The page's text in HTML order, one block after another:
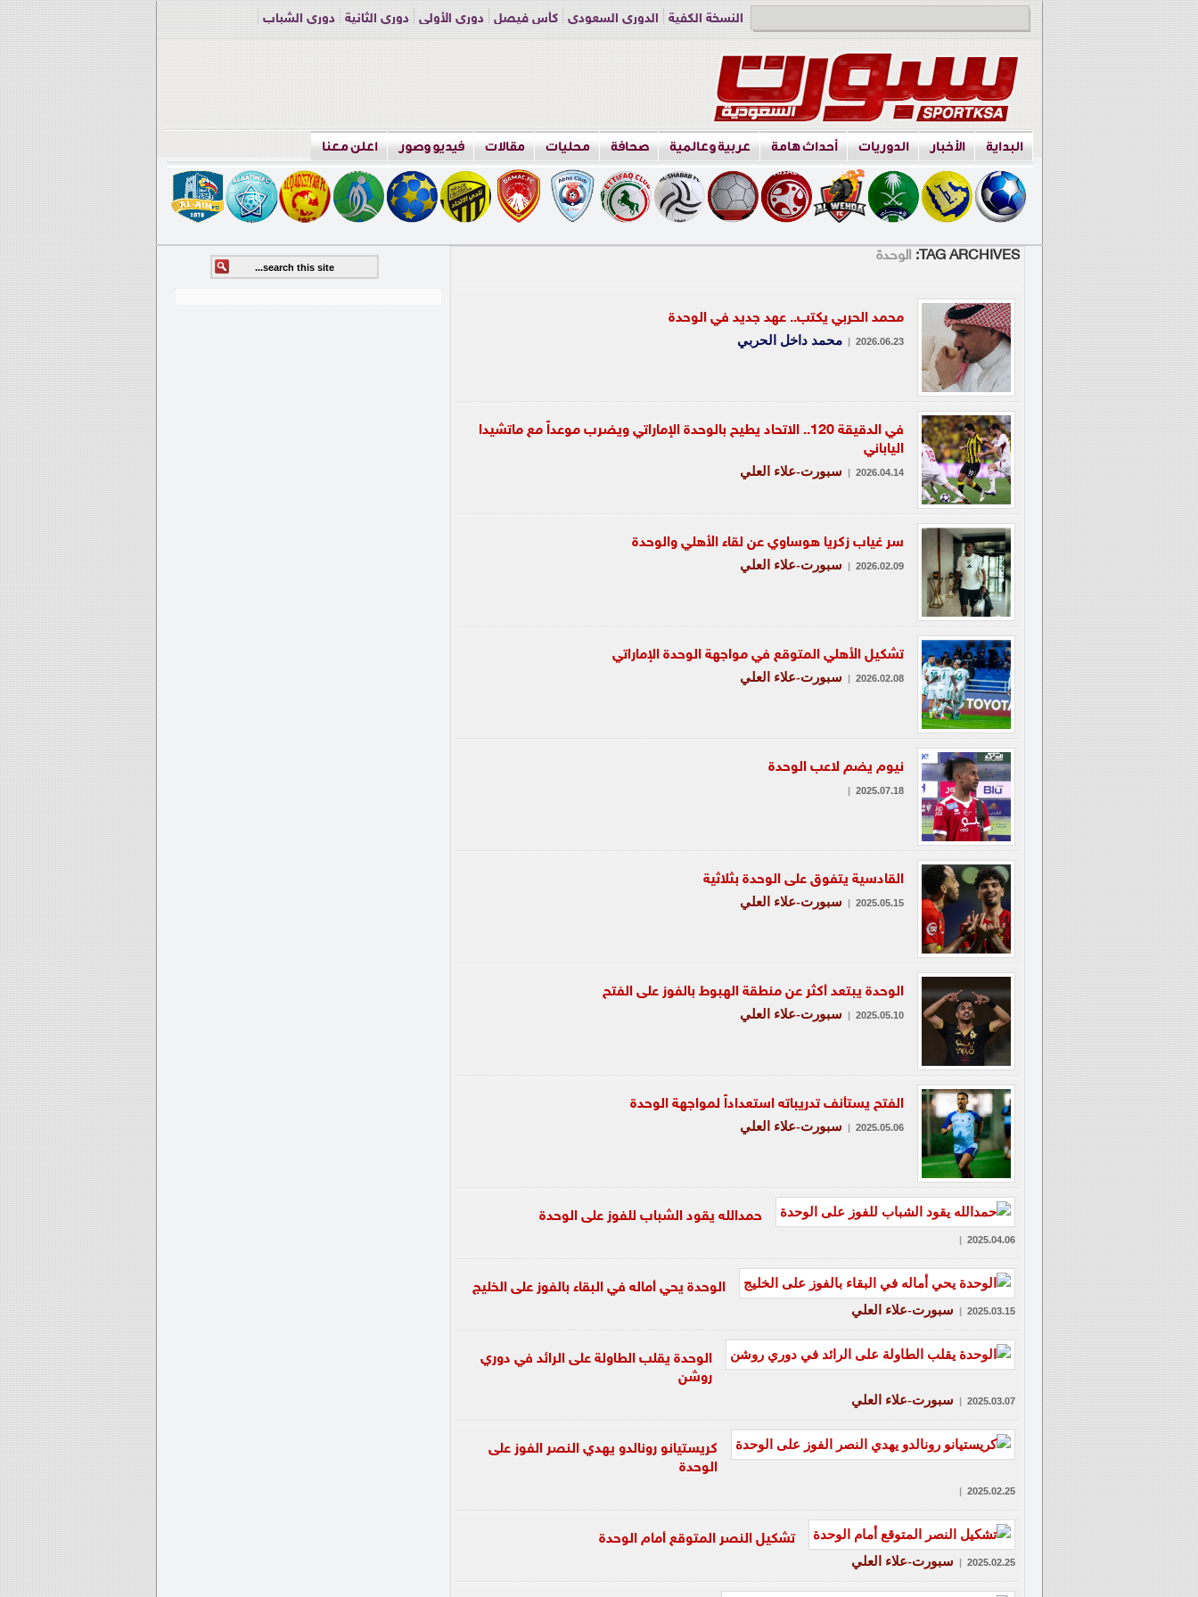
النسخة الكفية الدوري السعودي كأس فيصل دوري الأولى دوري الثانية
دوري الشباب
البداية الأخبار الدوريات أحداث هامة عربية وعالمية صحافة محليات مقالات فيديو وصور اعلن معنا
TAG ARCHIVES: الوحدة
محمد الحربي يكتب.. عهد جديد في الوحدة
2026.06.23
| محمد داخل الحربي
في الدقيقة 120.. الاتحاد يطيح بالوحدة الإماراتي ويضرب موعداً مع ماتشيدا
الياباني
2026.04.14
| سبورت-علاء العلي
سر غياب زكريا هوساوي عن لقاء الأهلي والوحدة
2026.02.09
| سبورت-علاء العلي
تشكيل الأهلي المتوقع في مواجهة الوحدة الإماراتي
2026.02.08
| سبورت-علاء العلي
نيوم يضم لاعب الوحدة
2025.07.18
|
القادسية يتفوق على الوحدة بثلاثية
2025.05.15
| سبورت-علاء العلي
الوحدة يبتعد أكثر عن منطقة الهبوط بالفوز على الفتح
2025.05.10
| سبورت-علاء العلي
الفتح يستأنف تدريباته استعداداً لمواجهة الوحدة
2025.05.06
| سبورت-علاء العلي
حمدالله يقود الشباب للفوز على الوحدة
2025.04.06
|
الوحدة يحي أماله في البقاء بالفوز على الخليج
2025.03.15
| سبورت-علاء العلي
الوحدة يقلب الطاولة على الرائد في دوري
روشن
2025.03.07
| سبورت-علاء العلي
كريستيانو رونالدو يهدي النصر الفوز على
الوحدة
2025.02.25
|
تشكيل النصر المتوقع أمام الوحدة
2025.02.25
| سبورت-علاء العلي